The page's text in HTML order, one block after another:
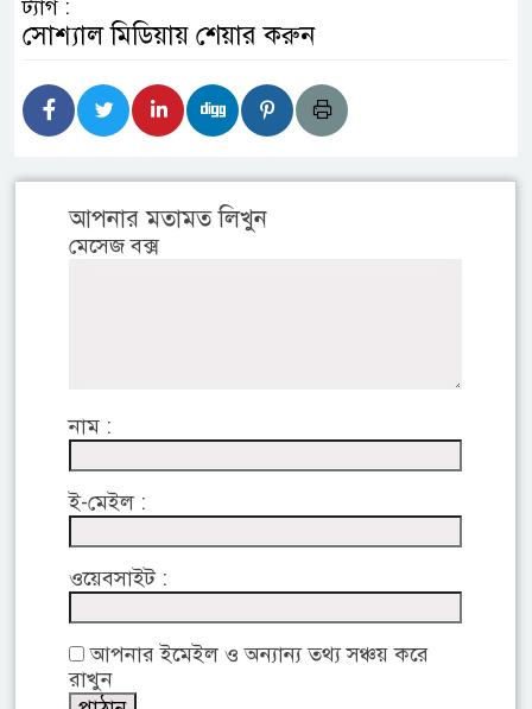
ট্যাগ :
সোশ্যাল মিডিয়ায় শেয়ার করুন
আপনার মতামত লিখুন
মেসেজ বক্স
নাম :
ই-মেইল :
ওয়েবসাইট :
আপনার ইমেইল ও অন্যান্য তথ্য সঞ্চয় করে
রাখুন